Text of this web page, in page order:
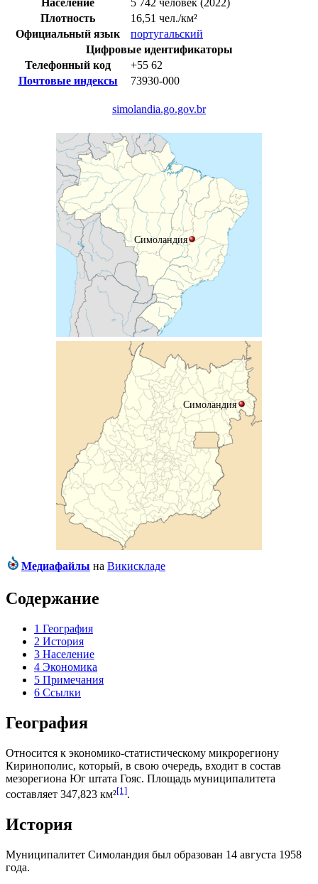
Плотность
16,51 чел./км²
Официальный язык
португальский
Цифровые идентификаторы
Телефонный код
+55 62
Почтовые индексы
73930-000
simolandia.go.gov.br
Симоландия
Симоландия
Медиафайлы на Викискладе
Содержание
1 География
2 История
3 Население
4 Экономика
5 Примечания
6 Ссылки
География
Относится к экономико-статистическому микрорегиону
Киринополис, который, в свою очередь, входит в состав
мезорегиона Юг штата Гояс. Площадь муниципалитета
составляет 347,823 км²[1].
История
Муниципалитет Симоландия был образован 14 августа 1958
года.